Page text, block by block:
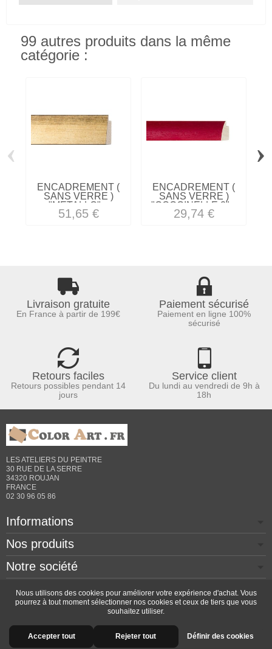
99 autres produits dans la même
catégorie :
ENCADREMENT (
SANS VERRE )
"METALLO"...
51,65 €
ENCADREMENT (
SANS VERRE )
"COCCINELLE 2"...
29,74 €
‹ ›
Livraison gratuite
En France à partir de 199€
Paiement sécurisé
Paiement en ligne 100%
sécurisé
Retours faciles
Retours possibles pendant 14
jours
Service client
Du lundi au vendredi de 9h à
18h
LES ATELIERS DU PEINTRE
30 RUE DE LA SERRE
34320 ROUJAN
FRANCE
02 30 96 05 86
Informations
Nos produits
Notre société
Contactez-nous
Copyright © 2026 - Design by Prestacrea
- Ecommerce
software byPrestaShop™
Nous utilisons des cookies pour améliorer votre expérience d'achat. Vous
pourrez à tout moment sélectionner nos cookies et ceux de tiers que vous
souhaitez utiliser.
Accepter tout Rejeter tout Définir des cookies